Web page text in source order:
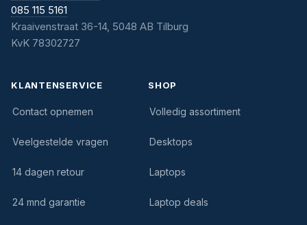
085 115 5161
Kraaivenstraat 36-14, 5048 AB Tilburg
KvK 78302727
KLANTENSERVICE
Contact opnemen
Veelgestelde vragen
14 dagen retour
24 mnd garantie
SHOP
Volledig assortiment
Desktops
Laptops
Laptop deals